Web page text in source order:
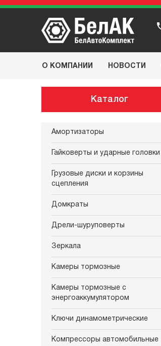
О КОМПАНИИ НОВОСТИ
Каталог
Амортизаторы
Гайковерты и ударные головки
Грузовые диски и корзины
сцепления
Домкраты
Дрели-шуруповерты
Зеркала
Камеры тормозные
Камеры тормозные с
энергоаккумулятором
Ключи динамометрические
Компрессоры автомобильные